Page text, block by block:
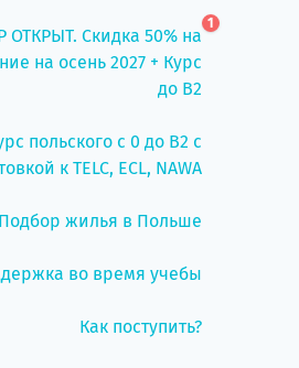
ОТКРЫТ. Скидка 50% на
на осень 2027 + Курс
до B2
1
польского с 0 до B2 с
к TELC, ECL, NAWA
Подбор жилья в Польше
во время учебы
Как поступить?